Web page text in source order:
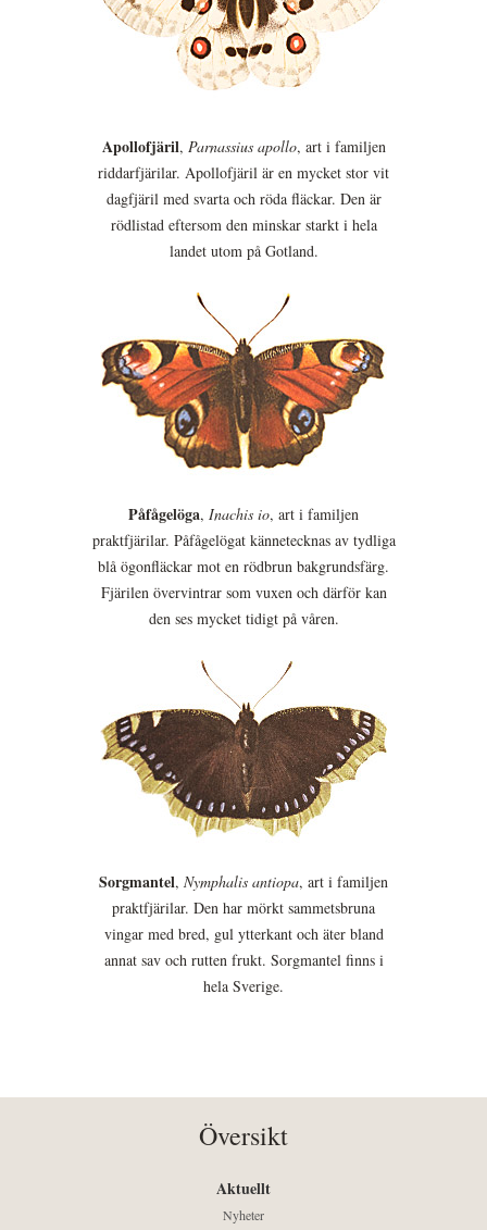
Apollofjäril, Parnassius apollo, art i familjen
riddarfjärilar. Apollofjäril är en mycket stor vit
dagfjäril med svarta och röda fläckar. Den är
rödlistad eftersom den minskar starkt i hela
landet utom på Gotland.
Påfågelöga, Inachis io, art i familjen
praktfjärilar. Påfågelögat kännetecknas av tydliga
blå ögonfläckar mot en rödbrun bakgrundsfärg.
Fjärilen övervintrar som vuxen och därför kan
den ses mycket tidigt på våren.
Sorgmantel, Nymphalis antiopa, art i familjen
praktfjärilar. Den har mörkt sammetsbruna
vingar med bred, gul ytterkant och äter bland
annat sav och rutten frukt. Sorgmantel finns i
hela Sverige.
Översikt
Aktuellt
Nyheter